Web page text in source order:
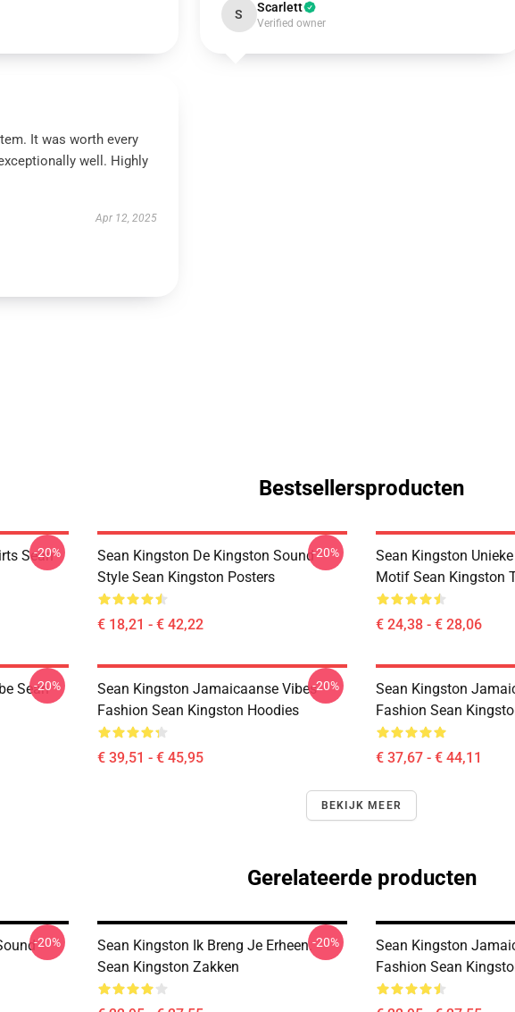
S Scarlett
Verified owner
It was worth every
well. Highly
Apr 12, 2025
Bestsellersproducten
Sean
-20%
Sean Kingston De Kingston Sound
Style Sean Kingston Posters
€ 18,21 - € 42,22
-20%
Sean Kingston
Motif Sean Kingston
€ 24,38 - € 28,06
Sean-20%
Sean Kingston Jamaicaanse Vibes
Fashion Sean Kingston Hoodies
€ 39,51 - € 45,95
-20%
Sean Kingston
Fashion Sean
€ 37,67 - € 44,11
BEKIJK MEER
Gerelateerde producten
-20%
Sean Kingston Ik Breng Je Erheen.
Sean Kingston Zakken
-20%
Sean Kingston
Fashion Sean